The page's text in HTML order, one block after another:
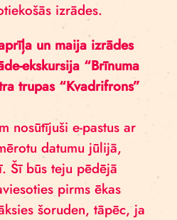
izrādes.
un maija izrādes
ekskursija “Brīnuma
trupas “Kvadrifrons”
nosūtījuši e-pastus ar
datumu jūlijā,
Šī būs teju pēdējā
pirms ēkas
šoruden, tāpēc, ja